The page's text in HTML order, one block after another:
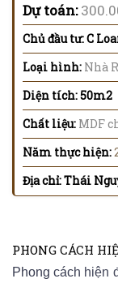
Dự toán:
Chủ đầu tư: C
Loại hình: Nhà
Diện tích: 50m2
Chất liệu: MDF
Năm thực hiện:
Địa chỉ: Thái
PHONG CÁCH
Phong cách hiện